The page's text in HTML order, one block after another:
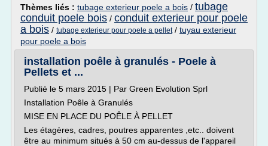
Thèmes liés : tubage exterieur poele a bois / tubage
conduit poele bois / conduit exterieur pour poele
a bois / tubage exterieur pour poele a pellet/ tuyau exterieur
pour poele a bois
installation poêle à granulés - Poele à
Pellets et ...
Publié le 5 mars 2015 | Par Green Evolution Sprl
Installation Poêle à Granulés
MISE EN PLACE DU POÊLE À PELLET
Les étagères, cadres, poutres apparentes ,etc.. doivent
être au minimum situés à 50 cm au-dessus de l'appareil